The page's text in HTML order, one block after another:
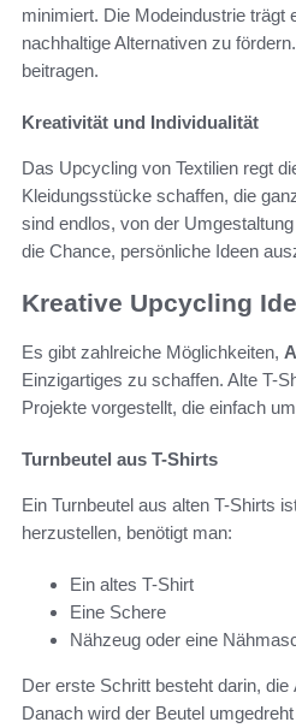
minimiert. Die Modeindustrie
nachhaltige Alternativen zu
beitragen.
Kreativität und Individualität
Das Upcycling von Textilien regt
Kleidungsstücke schaffen, die
sind endlos, von der
die Chance, persönliche Ideen
Kreative Upcycling
Es gibt zahlreiche Möglichkeiten,
Einzigartiges zu schaffen. Alte T-
Projekte vorgestellt, die einfach
Turnbeutel aus T-Shirts
Ein Turnbeutel aus alten T-Shirts
herzustellen, benötigt man:
Ein altes T-Shirt
Eine Schere
Nähzeug oder eine
Der erste Schritt besteht darin,
Danach wird der Beutel